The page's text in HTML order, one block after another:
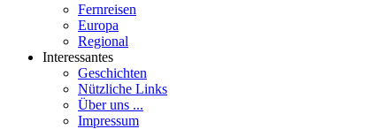
Fernreisen
Europa
Regional
Interessantes
Geschichten
Nützliche Links
Über uns ...
Impressum